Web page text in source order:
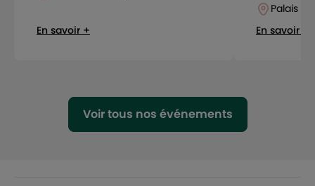
En savoir +
Palais
En savoir +
Voir tous nos événements